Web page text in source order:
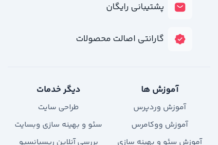
پشتیبانی رایگان
گارانتی اصالت محصولات
آموزش ها
آموزش وردپرس
آموزش ووکامرس
آموزش سئو و بهینه سازی
دیگر خدمات
طراحی سایت
سئو و بهینه سازی وبسایت
بررسی آنلاین ریسپانسیو